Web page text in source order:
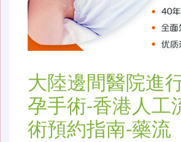
大陸邊間醫院進
孕手術-香港人工
術預約指南-藥流